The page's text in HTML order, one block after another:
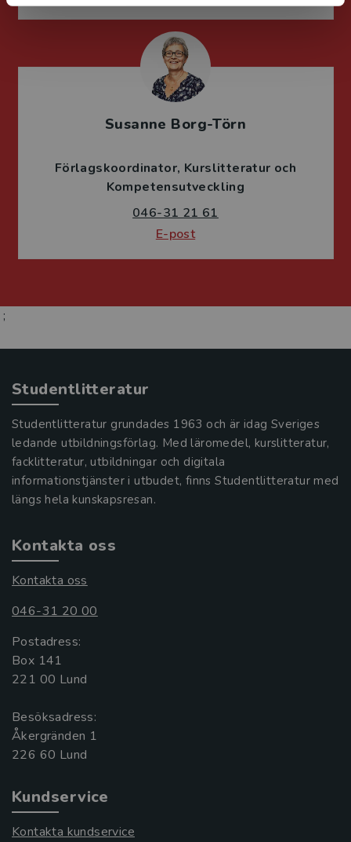
Susanne Borg-Törn
Förlagskoordinator Kurslitteratur och
Kompetensutveckling
046-31 21 61
E-post
;
Studentlitteratur
Studentlitteratur grundades 1963 och är idag Sveriges
ledande utbildningsförlag. Med läromedel, kurslitteratur,
facklitteratur, utbildningar och digitala
informationstjänster i utbudet, finns Studentlitteratur med
längs hela kunskapsresan.
Kontakta oss
Kontakta oss
046-31 20 00
Postadress:
Box 141
221 00 Lund
Besöksadress:
Åkergränden 1
Kundservice
Kontakta kundservice